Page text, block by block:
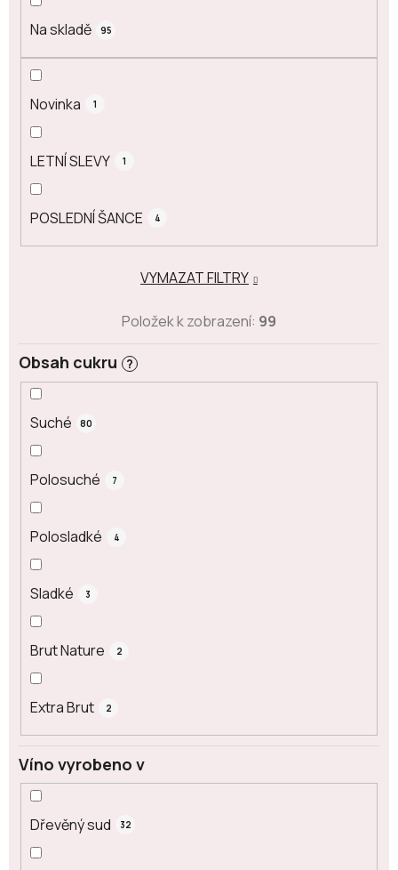
Na skladě 95
Novinka 1
LETNÍ SLEVY 1
POSLEDNÍ ŠANCE 4
Obsah cukru ?
Suché 80
Polosuché 7
Polosladké 4
Sladké 3
Brut Nature 2
Extra Brut 2
Víno vyrobeno v
Dřevěný sud 32
VYMAZAT FILTRY
Položek k zobrazení: 99